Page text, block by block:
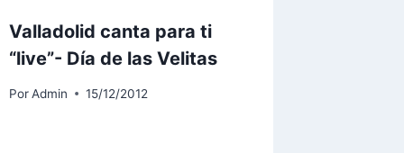
Valladolid canta para ti
“live”- Día de las Velitas
Por Admin 15/12/2012